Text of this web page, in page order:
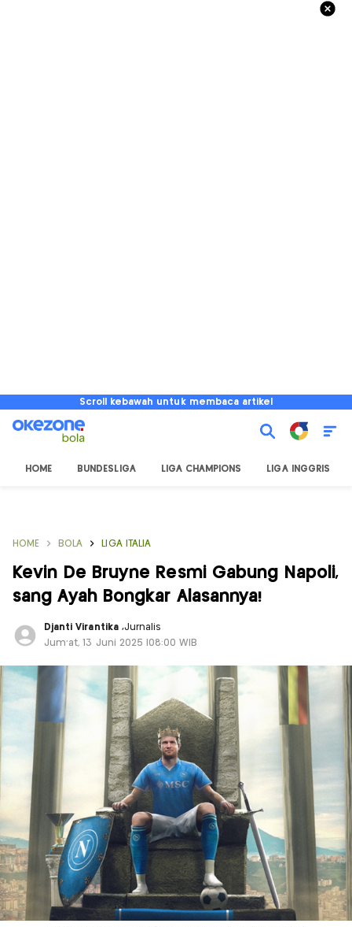
Scroll kebawah untuk membaca artikel
HOME BUNDESLIGA LIGA CHAMPIONS LIGA INGGRIS
HOME BOLA LIGA ITALIA
Kevin De Bruyne Resmi Gabung Napoli,
sang Ayah Bongkar Alasannya!
Djanti Virantika ,Jurnalis
Jum'at, 13 Juni 2025 |08:00 WIB